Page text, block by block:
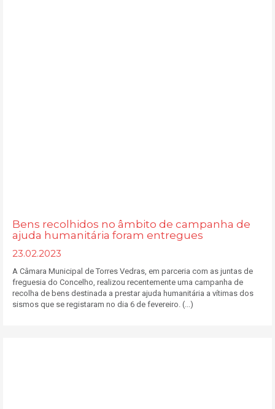
Bens recolhidos no âmbito de campanha de
ajuda humanitária foram entregues
23.02.2023
A Câmara Municipal de Torres Vedras, em parceria com as juntas de
freguesia do Concelho, realizou recentemente uma campanha de
recolha de bens destinada a prestar ajuda humanitária a vítimas dos
sismos que se registaram no dia 6 de fevereiro. (...)